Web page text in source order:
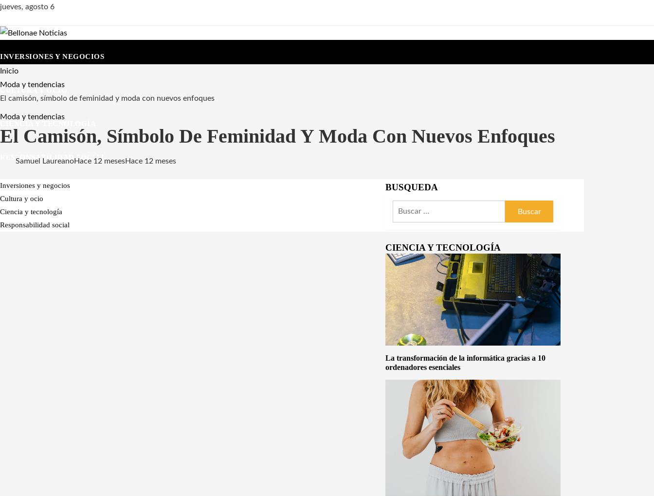
jueves, agosto 6
INVERSIONES Y NEGOCIOS
CULTURA Y OCIO
RESPONSABILIDAD SOCIAL
Inversiones y negocios
Cultura y ocio
Ciencia y tecnología
Responsabilidad social
Inicio
Moda y tendencias
El camisón, símbolo de feminidad y moda con nuevos enfoques
Moda y tendencias
El Camisón, Símbolo De Feminidad Y Moda Con Nuevos Enfoques
Samuel LaureanoHace 12 mesesHace 12 meses
BUSQUEDA
Buscar:
CIENCIA Y TECNOLOGÍA
La transformación de la informática gracias a 10
ordenadores esenciales